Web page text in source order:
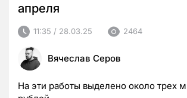
апреля
11:35 / 28.03.25 2464
Вячеслав Серов
На эти работы выделено около трех